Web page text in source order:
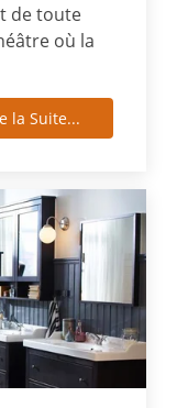
de toute
où la
la Suite...